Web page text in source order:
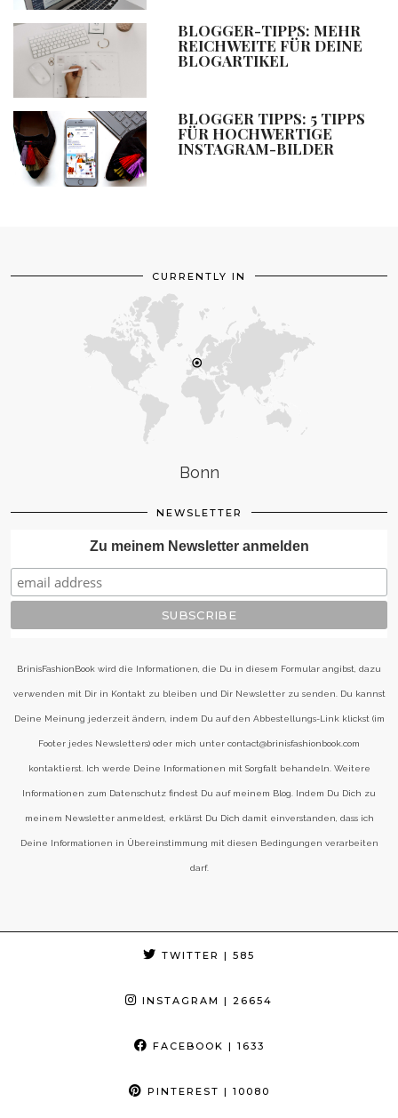
BLOGGER-TIPPS: MEHR
REICHWEITE FÜR DEINE
BLOGARTIKEL
BLOGGER TIPPS: 5 TIPPS
FÜR HOCHWERTIGE
INSTAGRAM-BILDER
CURRENTLY IN
Bonn
NEWSLETTER
Zu meinem Newsletter anmelden
BrinisFashionBook wird die Informationen, die Du in diesem Formular angibst, dazu
verwenden mit Dir in Kontakt zu bleiben und Dir Newsletter zu senden. Du kannst
Deine Meinung jederzeit ändern, indem Du auf den Abbestellungs-Link klickst (im
Footer jedes Newsletters) oder mich unter contact@brinisfashionbook.com
kontaktierst. Ich werde Deine Informationen mit Sorgfalt behandeln. Weitere
Informationen zum Datenschutz findest Du auf meinem Blog. Indem Du Dich zu
meinem Newsletter anmeldest, erklärst Du Dich damit einverstanden, dass ich
Deine Informationen in Übereinstimmung mit diesen Bedingungen verarbeiten
darf.
TWITTER | 585
INSTAGRAM | 26654
FACEBOOK | 1633
PINTEREST | 10080